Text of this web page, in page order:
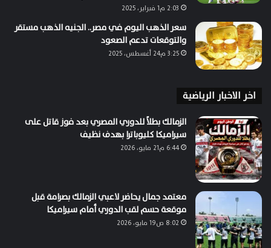
2:03 م1 فبراير، 2025
سعر الذهب اليوم في مصر.. الجنيه الذهب مستقر
والتوقعات تدعم الصعود
3:25 م24 أغسطس، 2025
اخر الاخبار الرياضية
الزمالك بطلاً للدوري المصري بعد فوز قاتل على
سيراميكا كليوباترا بهدف نظيف
6:44 م21 مايو، 2026
معتمد جمال يحاضر لاعبي الزمالك بصرامة قبل
موقعة حسم لقب الدوري أمام سيراميكا
8:02 ص19 مايو، 2026